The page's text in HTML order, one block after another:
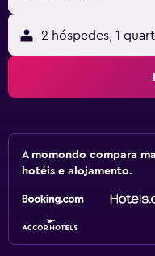
2 hóspedes, 1
A momondo compara
hotéis e alojamento.